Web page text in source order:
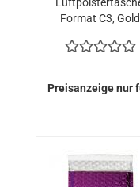
Format C3, Gold
(50 Stück = 109,50
Preisanzeige nur